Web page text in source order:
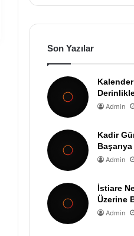
Son Yazılar
Admin
Kadir
Admin
İstiare
Üzerine
Admin